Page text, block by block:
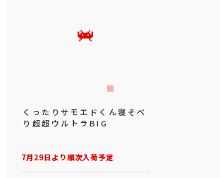
7月29日より順次入荷予定
くったりサモエドくん寝そべ
り超超ウルトラBIG